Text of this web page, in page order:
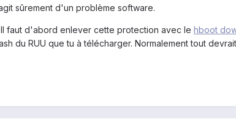
sûrement d'un problème software.
faut d'abord enlever cette protection avec le hboot
du RUU que tu à télécharger. Normalement tout